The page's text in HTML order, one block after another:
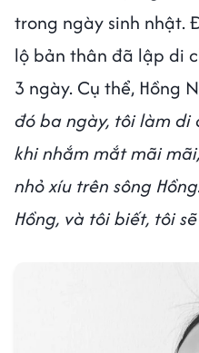
trong ngày sinh nhật.
lộ bản thân đã lập di
3 ngày. Cụ thể, Hồng
đó ba ngày, tôi làm di
khi nhắm mắt mãi
nhỏ xíu trên sông
Hồng, và tôi biết, tôi